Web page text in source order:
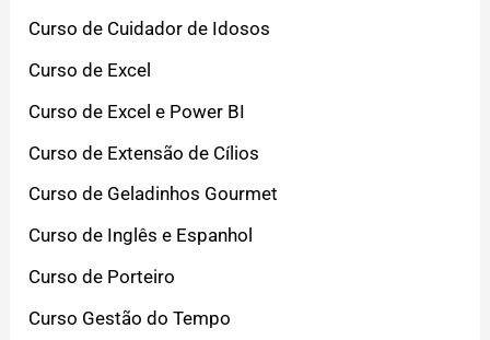
Curso de Cuidador de Idosos
Curso de Excel
Curso de Excel e Power BI
Curso de Extensão de Cílios
Curso de Geladinhos Gourmet
Curso de Inglês e Espanhol
Curso de Porteiro
Curso Gestão do Tempo